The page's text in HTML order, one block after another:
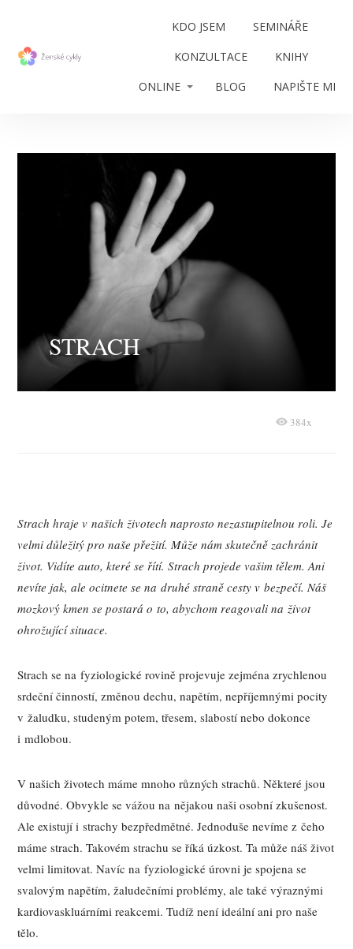
KDO JSEM
SEMINÁŘE
KONZULTACE
KNIHY
ONLINE
BLOG NAPIŠTE MI
STRACH
384x
Strach hraje v našich životech naprosto nezastupitelnou roli. Je
velmi důležitý pro naše přežití. Může nám skutečně zachránit
život. Vidíte auto, které se řítí. Strach projede vašim tělem. Ani
nevíte jak, ale ocitnete se na druhé straně cesty v bezpečí. Náš
mozkový kmen se postará o to, abychom reagovali na život
ohrožující situace.
Strach se na fyziologické rovině projevuje zejména zrychlenou
srdeční činností, změnou dechu, napětím, nepříjemnými pocity
v žaludku, studeným potem, třesem, slabostí nebo dokonce
i mdlobou.
V našich životech máme mnoho různých strachů. Některé jsou
důvodné. Obvykle se vážou na nějakou naši osobní zkušenost.
Ale existují i strachy bezpředmětné. Jednoduše nevíme z čeho
máme strach. Takovém strachu se říká úzkost. Ta může náš život
velmi limitovat. Navíc na fyziologické úrovni je spojena se
svalovým napětím, žaludečními problémy, ale také výraznými
kardiovaskluárními reakcemi. Tudíž není ideální ani pro naše
tělo.